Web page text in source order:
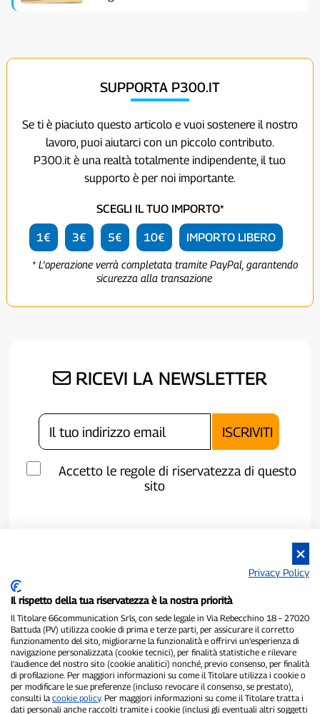
SUPPORTA P300.IT
Se ti è piaciuto questo articolo e vuoi sostenere il nostro
lavoro, puoi aiutarci con un piccolo contributo.
P300.it è una realtà totalmente indipendente, il tuo
supporto è per noi importante.
SCEGLI IL TUO IMPORTO*
1€ 3€ 5€ 10€ IMPORTO LIBERO
* L'operazione verrà completata tramite PayPal, garantendo
sicurezza alla transazione
RICEVI LA NEWSLETTER
Accetto le regole di riservatezza di questo
sito
P300.it è una Testata Giornalistica indipendente
Registrazione numero 1/2021 del 1/2/2021 - Tribunale di Pavia
Proprietario ed editore:66communication Srls- P.IVA
02798890188
Privacy Policy
Il rispetto della tua riservatezza è la nostra priorità
Il Titolare 66communication Srls, con sede legale in Via Rebecchino 18 – 27020
Battuda (PV) utilizza cookie di prima e terze parti, per assicurare il corretto
funzionamento del sito, migliorarne la funzionalità e offrirvi un’esperienza di
navigazione personalizzata (cookie tecnici), per finalità statistiche e rilevare
l’audience del nostro sito (cookie analitici) nonché, previo consenso, per finalità
di profilazione. Per maggiori informazioni su come il Titolare utilizza i cookie o
per modificare le sue preferenze (incluso revocare il consenso, se prestato),
consulti la cookie policy. Per maggiori informazioni su come il Titolare tratta i
dati personali anche raccolti tramite i cookie (inclusi gli eventuali altri soggetti